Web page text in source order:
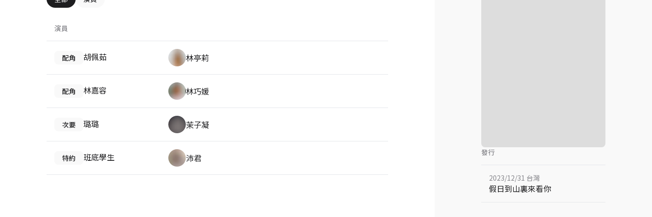
演員
配角 胡佩茹 林亭莉
配角 林嘉容 林巧媛
次要 璐璐 茉子凝
特約 班底學生 沛君 發行
2023/12/31 台灣
假日到山裏來看你